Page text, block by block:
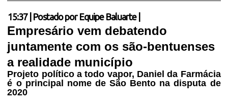
15:37| Postado por Equipe Baluarte
Empresário vem debatendo
juntamente com os são-bentuenses
a realidade município
Projeto político a todo vapor, Daniel da Farmácia
é o principal nome de São Bento na disputa de
2020